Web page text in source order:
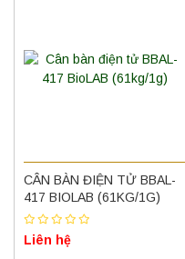
CÂN BÀN ĐIỆN TỬ BBAL-
417 BIOLAB (61KG/1G)
Liên hệ